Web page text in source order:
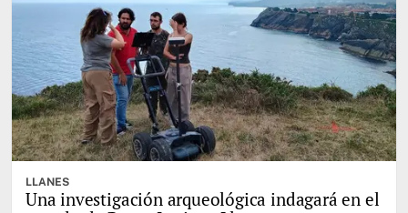
LLANES
Una investigación arqueológica indagará en el